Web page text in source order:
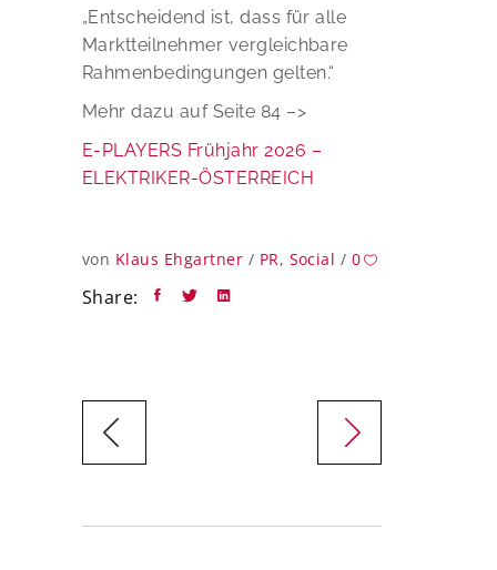
„Entscheidend ist, dass für alle
Marktteilnehmer vergleichbare
Rahmenbedingungen gelten.“
Mehr dazu auf Seite 84 –>
E-PLAYERS Frühjahr 2026 –
ELEKTRIKER-ÖSTERREICH
von Klaus Ehgartner PR, Social 0
Share: